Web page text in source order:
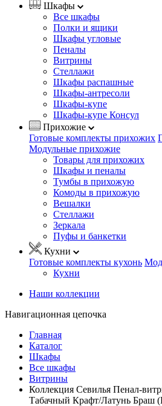
Шкафы
Все шкафы
Полки и ящики
Шкафы угловые
Пеналы
Витрины
Стеллажи
Шкафы распашные
Шкафы-антресоли
Шкафы-купе
Шкафы-купе Консул
Прихожие
Готовые комплекты прихожих
Модульные прихожие
Товары для прихожих
Шкафы и пеналы
Тумбы в прихожую
Комоды в прихожую
Вешалки
Стеллажи
Зеркала
Пуфы и банкетки
Кухни
Готовые комплекты кухонь
Кухни
Наши коллекции
Навигационная цепочка
Главная
Каталог
Шкафы
Все шкафы
Витрины
Коллекция Севилья Пенал-
Табачный Крафт/Латунь Браш